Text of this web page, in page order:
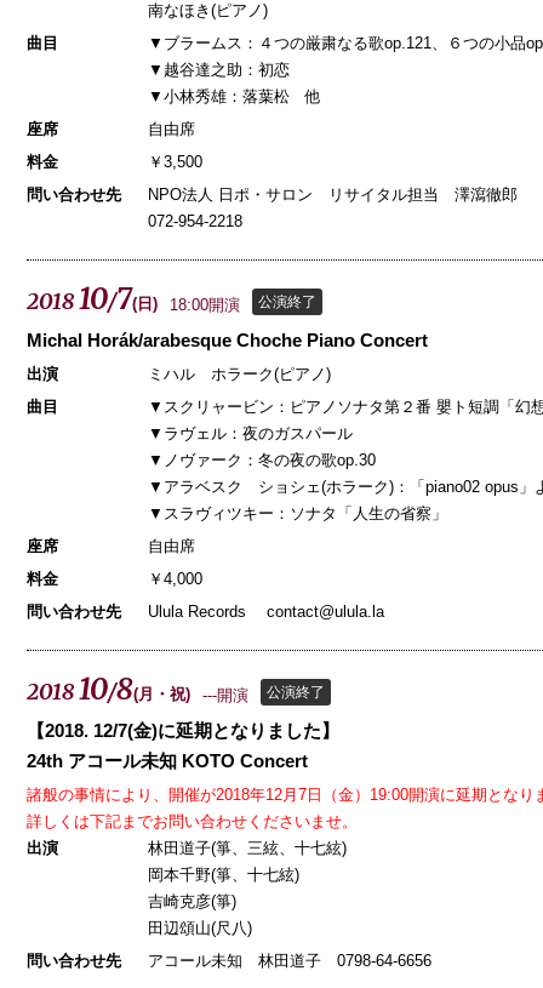
南なほき(ピアノ)
曲目
▼ブラームス：４つの厳粛なる歌op.121、６つの小品
▼越谷達之助：初恋
▼小林秀雄：落葉松 他
座席
自由席
料金
￥3,500
問い合わせ先
NPO法人 日ポ・サロン リサイタル担当 澤瀉徹郎
072-954-2218
201810/7( 日 ) 18:00開演 公演終了
Michal Horák/arabesque Choche Piano Concert
出演
ミハル ホラーク(ピアノ)
曲目
▼スクリャービン：ピアノソナタ第２番 嬰ト短調「幻
▼ラヴェル：夜のガスパール
▼ノヴァーク：冬の夜の歌op.30
▼アラベスク ショシェ(ホラーク)：「piano02 opus」
▼スラヴィツキー：ソナタ「人生の省察」
座席
自由席
料金
￥4,000
問い合わせ先
Ulula Records contact@ulula.la
201810/8(月 ) ---開演 公演終了
【2018. 12/7(金)に延期となりました】
24th アコール未知 KOTO Concert
諸般の事情により、開催が2018年12月7日（金）19:00開演に延期となり
詳しくは下記までお問い合わせくださいませ。
出演
林田道子(箏、三絃、十七絃)
岡本千野(箏、十七絃)
吉崎克彦(箏)
田辺頌山(尺八)
問い合わせ先
アコール未知 林田道子 0798-64-6656